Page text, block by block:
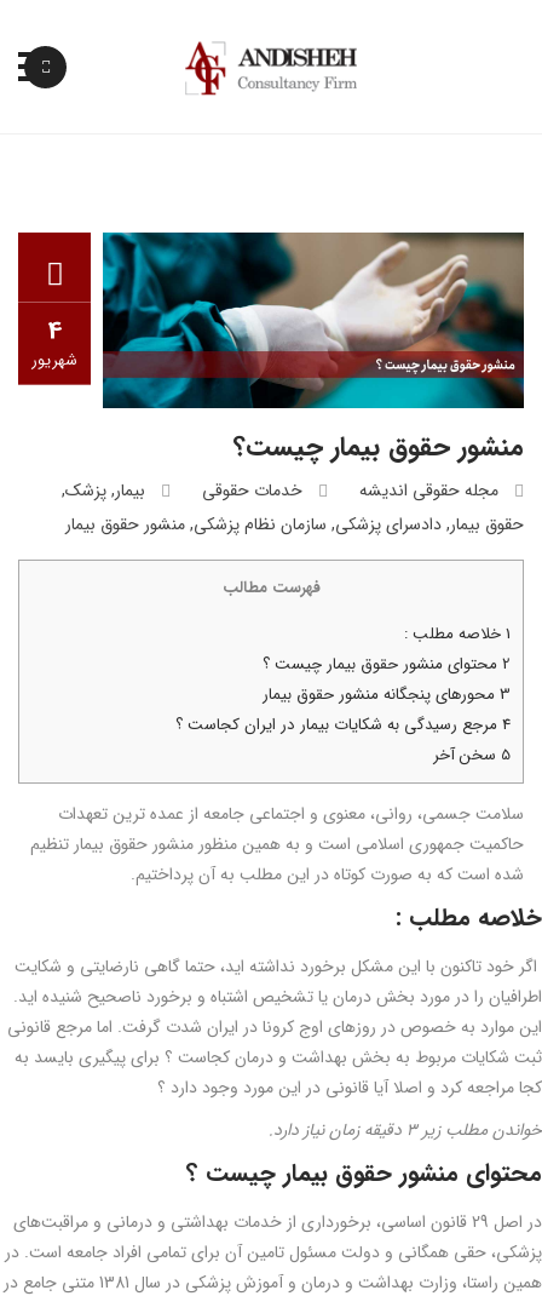
4
شهریور
منشور حقوق بیمار چیست؟
مجله حقوقی اندیشه خدمات حقوقی بیمار,پزشک,
حقوق بیمار,دادسرای پزشکی, سازمان نظام پزشکی,منشور حقوق بیمار
فهرست مطالب
1خلاصه مطلب :
2محتوای منشور حقوق بیمار چیست ؟
3محورهای پنجگانه منشور حقوق بیمار
4مرجع رسیدگی به شکایات بیمار در ایران کجاست ؟
5 سخن آخر
سلامت جسمی، روانی، معنوی و اجتماعی جامعه از عمده ترین تعهدات
حاکمیت جمهوری اسلامی است و به همین منظور منشور حقوق بیمار تنظیم
شده است که به صورت کوتاه در این مطلب به آن پرداختیم.
خلاصه مطلب :
اگر خود تاکنون با این مشکل برخورد نداشته اید، حتما گاهی نارضایتی و شکایت
اطرافیان را در مورد بخش درمان یا تشخیص اشتباه و برخورد ناصحیح شنیده اید.
این موارد به خصوص در روزهای اوج کرونا در ایران شدت گرفت. اما مرجع قانونی
ثبت شکایات مربوط به بخش بهداشت و درمان کجاست ؟ برای پیگیری بایسد به
کجا مراجعه کرد و اصلا آیا قانونی در این مورد وجود دارد ؟
خواندن مطلب زیر 3 دقیقه زمان نیاز دارد.
محتوای منشور حقوق بیمار چیست ؟
در اصل 29 قانون اساسی، برخورداری از خدمات بهداشتی و درمانی و مراقبت‌های
پزشکی، حقی همگانی و دولت مسئول تامین آن برای تمامی افراد جامعه است. در
همین راستا، وزارت بهداشت و درمان و آموزش پزشکی در سال 1381 متنی جامع در